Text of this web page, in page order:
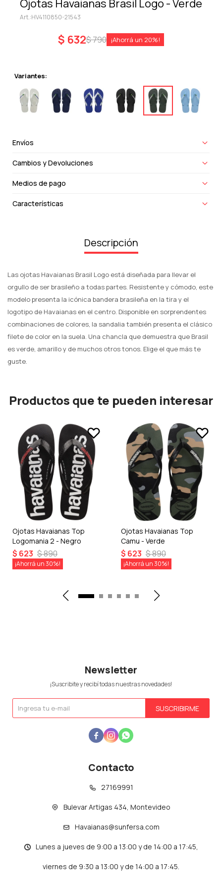
Ojotas Havaianas Brasil Logo - Verde
HV4110850-21543
$ 632$790 20
Variantes:
Envíos
Cambios y Devoluciones
Medios de pago
Características
Descripción
Las ojotas Havaianas Brasil Logo está diseñada para llevar el
orgullo de ser brasileño a todas partes. Resistente y cómodo, este
modelo presenta la icónica bandera brasileña en la tira y el
logotipo de Havaianas en el centro. Disponible en sorprendentes
combinaciones de colores, la sandalia también presenta el clásico
filete de color en la suela. Una chancla que demuestra que Brasil
es verde, amarillo y de muchos otros tonos. Elige el que más te
guste.
Productos que te pueden interesar
Ojotas Havaianas Top
Logomania 2 - Negro
$ 623 $890
30
Ojotas Havaianas Top
Camu - Verde
$ 623 $890
30
Contacto
27169991
Bulevar Artigas 434, Montevideo
Havaianas@sunfersa.com
Lunes a jueves de 9:00 a 13:00 y de 14:00 a 17:45,
viernes de 9:30 a 13:00 y de 14:00 a 17:45.
Newsletter
¡Suscribite y recibí todas nuestras novedades!
SUSCRIBIRME
  